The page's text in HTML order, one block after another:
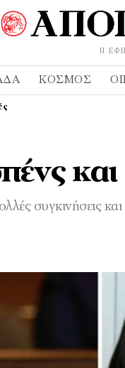
Η
ΚΌΣΜΟΣ
και
συγκινήσεις